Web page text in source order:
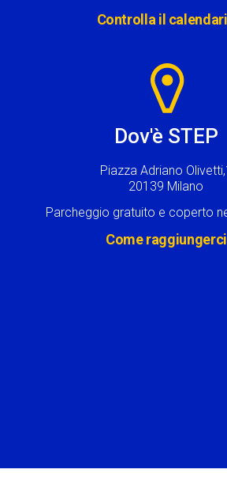
Controlla il
Dov'è STEP
Piazza Adriano
20139 Milano
Parcheggio gratuito e coperto
Come raggiungerci